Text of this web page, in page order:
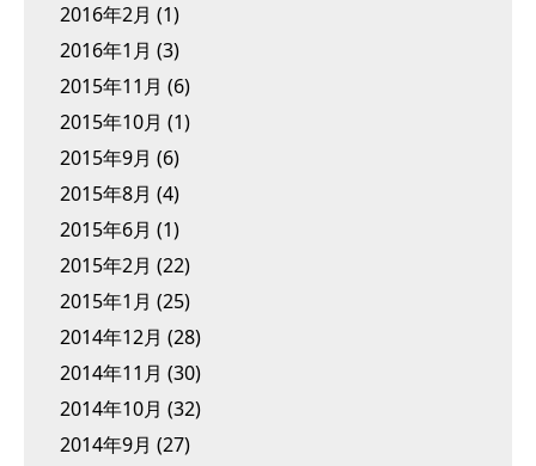
2016年2月 (1)
2016年1月 (3)
2015年11月 (6)
2015年10月 (1)
2015年9月 (6)
2015年8月 (4)
2015年6月 (1)
2015年2月 (22)
2015年1月 (25)
2014年12月 (28)
2014年11月 (30)
2014年10月 (32)
2014年9月 (27)